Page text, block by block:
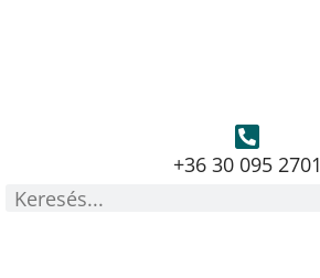
+36 30 095 2701